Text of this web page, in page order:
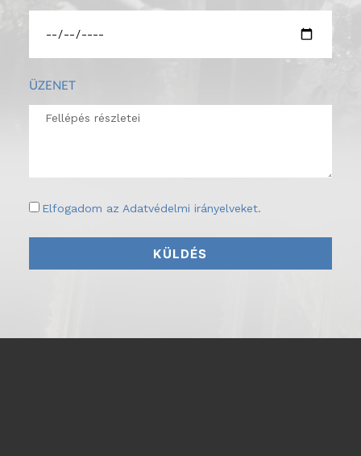
ÜZENET
Elfogadom az Adatvédelmi irányelveket.
KÜLDÉS